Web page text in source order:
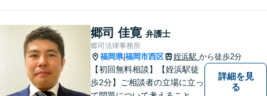
郷司 佳寛 弁護士
郷司法律事務所
福岡県|福岡市西区 姪浜駅 から徒歩2分
【初回無料相談】【姪浜駅徒
歩2分】ご相談者の立場に立っ
詳細を見
る